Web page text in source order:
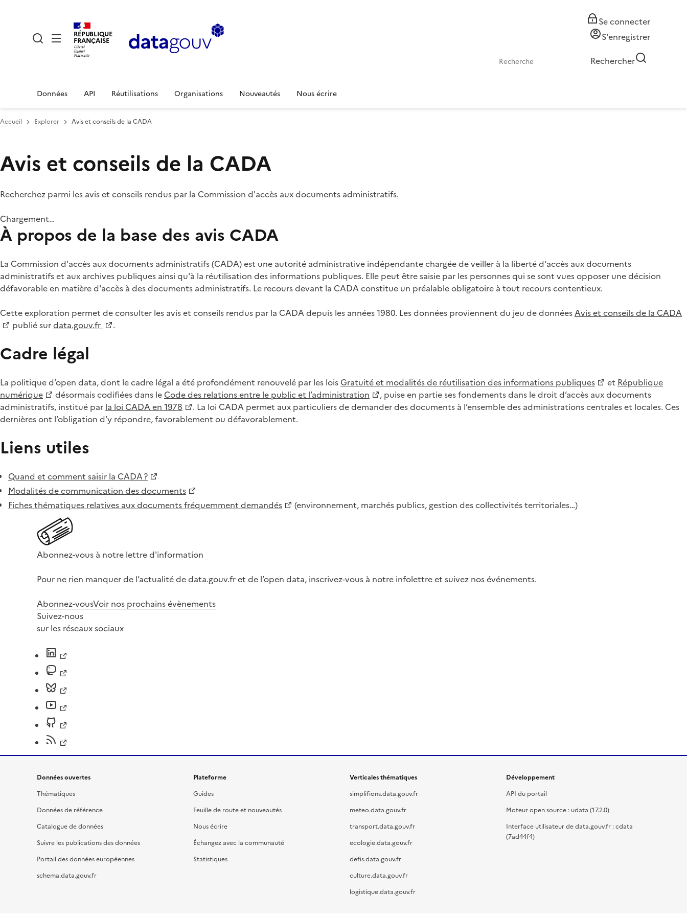
RÉPUBLIQUE
FRANÇAISE
Se connecter
S'enregistrer
Rechercher
Données API Réutilisations Organisations Nouveautés Nous écrire
Accueil Explorer Avis et conseils de la CADA
Avis et conseils de la CADA
Recherchez parmi les avis et conseils rendus par la Commission d'accès aux documents administratifs.
Chargement…
À propos de la base des avis CADA
La Commission d'accès aux documents administratifs (CADA) est une autorité administrative indépendante chargée de veiller à la liberté d'accès aux documents
administratifs et aux archives publiques ainsi qu'à la réutilisation des informations publiques. Elle peut être saisie par les personnes qui se sont vues opposer une décision
défavorable en matière d'accès à des documents administratifs. Le recours devant la CADA constitue un préalable obligatoire à tout recours contentieux.
Cette exploration permet de consulter les avis et conseils rendus par la CADA depuis les années 1980. Les données proviennent du jeu de donnéesAvis et conseils de la CADA
publié surdata.gouv.fr .
Cadre légal
La politique d’open data, dont le cadre légal a été profondément renouvelé par les loisGratuité et modalités de réutilisation des informations publiques et République
numérique
désormais codifiées dans le Code des relations entre le public et l’administration
, puise en partie ses fondements dans le droit d’accès aux documents
administratifs, institué par la loi CADA en 1978
. La loi CADA permet aux particuliers de demander des documents à l’ensemble des administrations centrales et locales. Ces
dernières ont l’obligation d’y répondre, favorablement ou défavorablement.
Liens utiles
Quand et comment saisir la CADA ?
Modalités de communication des documents
Fiches thématiques relatives aux documents fréquemment demandés
(environnement, marchés publics, gestion des collectivités territoriales…)
Abonnez-vous à notre lettre d'information
Pour ne rien manquer de l’actualité de data.gouv.fr et de l’open data, inscrivez-vous à notre infolettre et suivez nos événements.
Abonnez-vousVoir nos prochains évènements
Suivez-nous
sur les réseaux sociaux
Données ouvertes
Thématiques
Données de référence
Catalogue de données
Suivre les publications des données
Portail des données européennes
schema.data.gouv.fr
Plateforme
Guides
Feuille de route et nouveautés
Nous écrire
Échangez avec la communauté
Statistiques
Verticales thématiques
simplifions.data.gouv.fr
meteo.data.gouv.fr
transport.data.gouv.fr
ecologie.data.gouv.fr
defis.data.gouv.fr
culture.data.gouv.fr
logistique.data.gouv.fr
Développement
API du portail
Moteur open source : udata (17.2.0)
Interface utilisateur de data.gouv.fr : cdata
(7ad44f4)